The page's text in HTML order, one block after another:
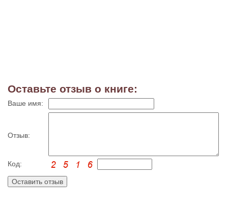
Оставьте отзыв о книге:
Ваше имя:
Отзыв:
Код: